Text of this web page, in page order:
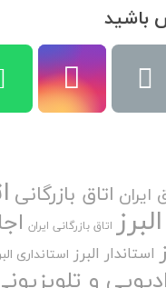
باشید
ایران اتاق بازرگانی
اتاق بازرگانی ایران
استاندار البرز استانداری
و